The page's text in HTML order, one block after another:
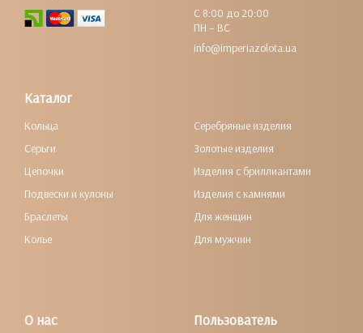
С 8:00 до 20:00
ПН – ВС
info@imperiazolota.ua
Каталог
Кольца
Серьги
Цепочки
Подвески и кулоны
Браслеты
Колье
Серебряные изделия
Золотые изделия
Изделия с бриллиантами
Изделия с камнями
Для женщин
Для мужчин
О нас Пользователь